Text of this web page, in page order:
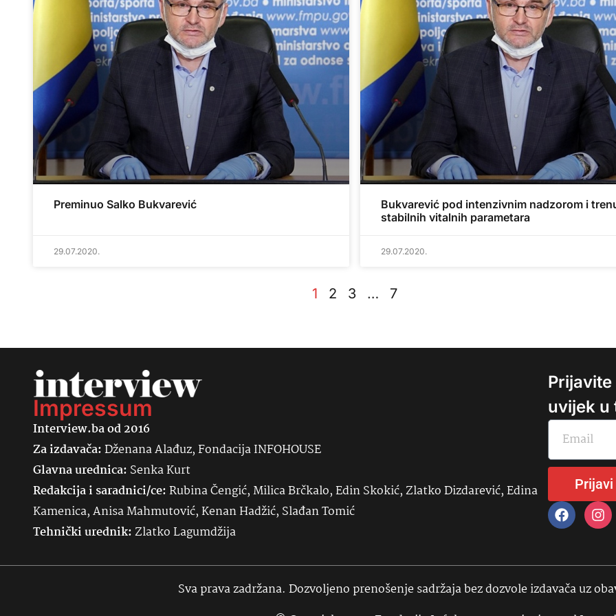
Preminuo Salko Bukvarević
29.07.2020.
Bukvarević pod intenzivnim nadzorom i
stabilnih vitalnih parametara
29.07.2020.
1 2 3 … 7
Impressum
Interview.ba od 2016
Za izdavača:Dženana Alađuz, Fondacija INFOHOUSE
Glavna urednica: SenkaKurt
Redakcija i saradnici/ce:Rubina Čengić, Milica Brčkalo, Edin Skokić, Zlatko Dizdarević, Edina
Kamenica, Anisa Mahmutović, Kenan Hadžić, Slađan Tomić
Tehnički urednik:Zlatko Lagumdžija
uvijek u
Prijavi
Sva prava zadržana. Dozvoljeno prenošenje sadržaja bez dozvole izdavača uz